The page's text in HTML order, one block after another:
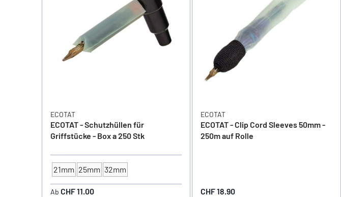
ECOTAT
ECOTAT - Schutzhüllen für
Griffstücke - Box a 250 Stk
GRIFFSTÜCK - Ø
21mm 25mm 32mm
Ab CHF 11.00
ECOTAT
ECOTAT - Clip Cord Sleeves 50mm -
250m auf Rolle
CHF 18.90